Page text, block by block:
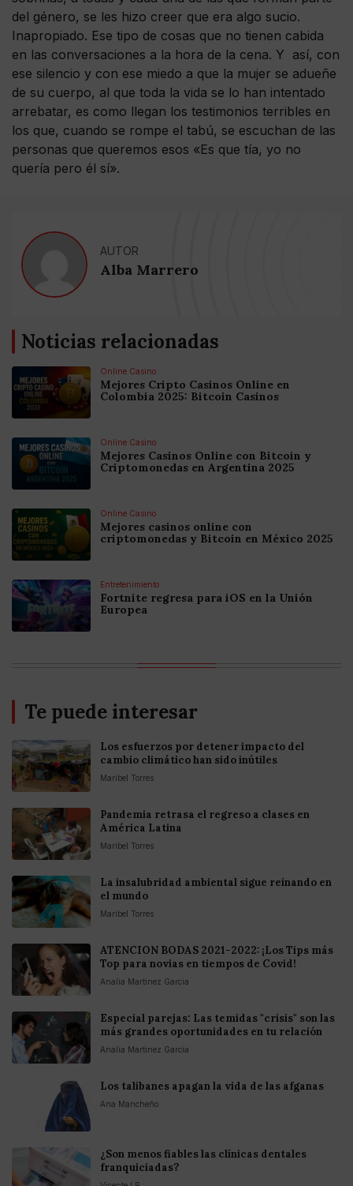
del género, se les hizo creer que era algo sucio.
Inapropiado. Ese tipo de cosas que no tienen cabida
en las conversaciones a la hora de la cena. Y así, con
ese silencio y con ese miedo a que la mujer se adueñe
de su cuerpo, al que toda la vida se lo han intentado
arrebatar, es como llegan los testimonios terribles en
los que, cuando se rompe el tabú, se escuchan de las
personas que queremos esos «Es que tía, yo no
quería pero él sí».
AUTOR
Alba Marrero
Noticias relacionadas
Online Casino
Mejores Cripto Casinos Online en
Colombia 2025: Bitcoin Casinos
Online Casino
Mejores Casinos Online con Bitcoin y
Criptomonedas en Argentina 2025
Online Casino
Mejores casinos online con
criptomonedas y Bitcoin en México 2025
Entretenimiento
Fortnite regresa para iOS en la Unión
Europea
Te puede interesar
Los esfuerzos por detener impacto del
cambio climático han sido inútiles
Maribel Torres
Pandemia retrasa el regreso a clases en
América Latina
Maribel Torres
La insalubridad ambiental sigue reinando en
el mundo
Maribel Torres
ATENCION BODAS 2021-2022: ¡Los Tips más
Top para novias en tiempos de Covid!
Analia Martinez Garcia
Especial parejas: Las temidas "crisis" son las
más grandes oportunidades en tu relación
Analia Martinez Garcia
Los talibanes apagan la vida de las afganas
Ana Mancheño
¿Son menos fiables las clínicas dentales
franquiciadas?